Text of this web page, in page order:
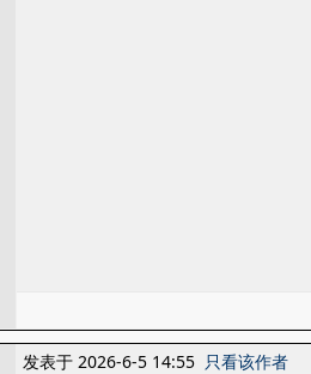
发表于 2026-6-5 14:55 只看该作者